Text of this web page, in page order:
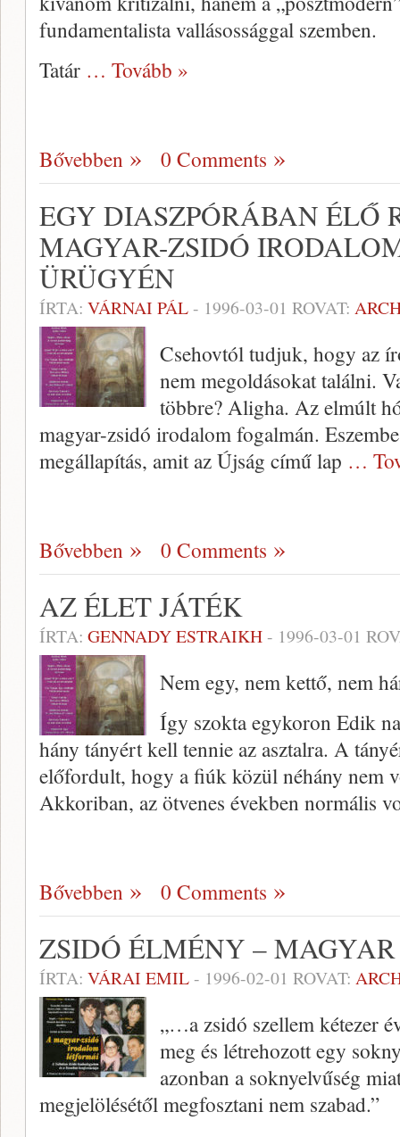
fundamentalista vallásosság­gal szemben.
Tatár … Tovább »
Bővebben 0 Comments
EGY DIASZPÓRÁBAN ÉLŐ
MAGYAR-ZSIDÓ
ÜRÜGYÉN
ÍRTA: VÁRNAI PÁL- 1996-03-01 ROVAT:
Csehovtól tudjuk, hogy az
nem megoldásokat találni.
többre? Aligha. Az elmúlt
magyar-zsidó irodalom fogalmán.
megállapítás, amit az Újság cí­mű lap …
Bővebben 0 Comments
AZ ÉLET JÁTÉK
ÍRTA: GENNADY ESTRAIKH- 1996-03-01
Nem egy, nem kettő, nem
Így szokta egykoron Edik
hány tányért kell tennie az asztalra. A
előfordult, hogy a fiúk közül néhány nem
Akkoriban, az ötvenes években normális
Bővebben 0 Comments
ZSIDÓ ÉLMÉNY –
ÍRTA: VÁRAI EMIL- 1996-02-01 ROVAT:
„…a zsidó szellem kétezer
meg és létrehozott egy
azonban a soknyelvűség
megjelölésétől megfosztani nem szabad.”